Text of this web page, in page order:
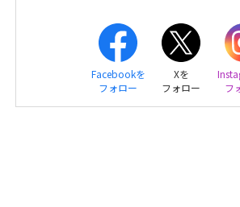
Facebookを
フォロー
Xを
フォロー
フ